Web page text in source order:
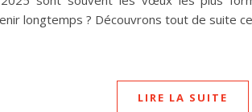
longtemps ? Découvrons tout de suite
LIRE LA SUITE